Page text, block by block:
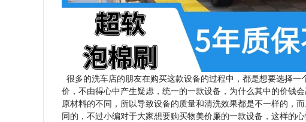
很多的洗车店的朋友在购买这款设备的过程中，都是想要选择
价，不由得心中产生疑虑，统一的一款设备，为什么其中的价钱
原材料的不同，所以导致设备的质量和清洗效果都是不一样的，
同的，不过小编对于大家想要购买物美价廉的一款设备，这样的心